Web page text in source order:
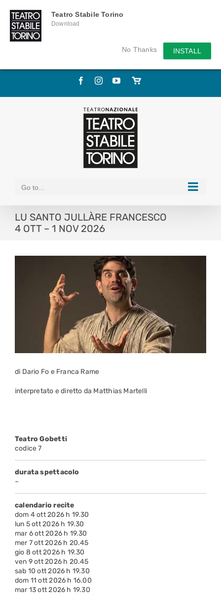
Teatro Stabile Torino
Download
No Thanks INSTALL
Skip
FacebookInstagramYouTube
Store
Go to...
LU SANTO JULLÀRE FRANCESCO
4 OTT – 1 NOV 2026
di Dario Fo e Franca Rame
interpretato e diretto da Matthias Martelli
Teatro Gobetti
codice 7
durata spettacolo
–
calendario recite
dom 4 ott 2026 h 19.30
lun 5 ott 2026 h 19.30
mar 6 ott 2026 h 19.30
mer 7 ott 2026 h 20.45
gio 8 ott 2026 h 19.30
ven 9 ott 2026 h 20.45
sab 10 ott 2026 h 19.30
dom 11 ott 2026 h 16.00
mar 13 ott 2026 h 19.30